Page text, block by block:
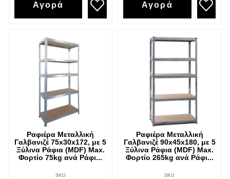
Αγορά Αγορά
Ραφιέρα Μεταλλική
Γαλβανιζέ 75x30x172, με 5
Ξύλινα Ράφια (MDF) Max.
Φορτίο 75kg ανά Ράφι...
SKU
Ραφιέρα Μεταλλική
Γαλβανιζέ 90x45x180, με 5
Ξύλινα Ράφια (MDF) Max.
Φορτίο 265kg ανά Ράφι...
SKU